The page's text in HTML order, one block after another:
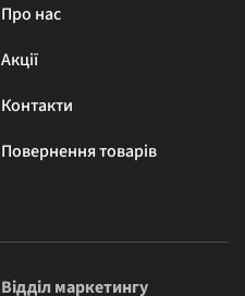
Про нас
Акції
Контакти
Повернення товарів
Відділ маркетингу